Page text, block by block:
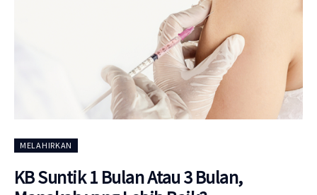
Mengapa Good Doctor
Berita
Layanan
MELAHIRKAN
KB Suntik 1 Bulan Atau 3 Bulan,